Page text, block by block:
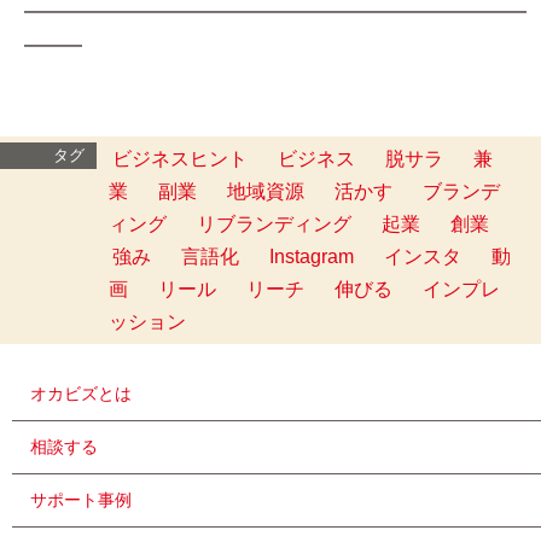
━━━━━━━━━━━━━━━━━━━━━━━━━━
━━━
タグ ビジネスヒント ビジネス 脱サラ
兼
業
副業 地域資源 活かす
ブランデ
ィング
リブランディング 起業
創業
強み
言語化 Instagram インスタ
動
画
リール リーチ 伸びる
インプレ
ッション
オカビズとは
相談する
サポート事例